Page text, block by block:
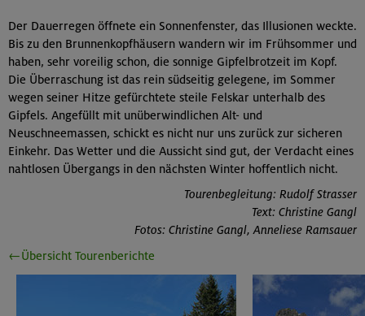
Der Dauerregen öffnete ein Sonnenfenster, das Illusionen weckte.
Bis zu den Brunnenkopfhäusern wandern wir im Frühsommer und
haben, sehr voreilig schon, die sonnige Gipfelbrotzeit im Kopf.
Die Überraschung ist das rein südseitig gelegene, im Sommer
wegen seiner Hitze gefürchtete steile Felskar unterhalb des
Gipfels. Angefüllt mit unüberwindlichen Alt- und
Neuschneemassen, schickt es nicht nur uns zurück zur sicheren
Einkehr. Das Wetter und die Aussicht sind gut, der Verdacht eines
nahtlosen Übergangs in den nächsten Winter hoffentlich nicht.
Tourenbegleitung: Rudolf Strasser
Text: Christine Gangl
Fotos: Christine Gangl, Anneliese Ramsauer
←Übersicht Tourenberichte